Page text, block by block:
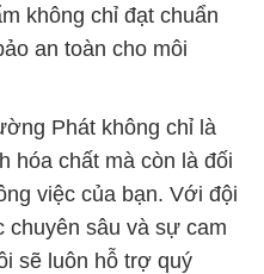
không chỉ đạt chuẩn
an toàn cho môi
Phát không chỉ là
hóa chất mà còn là đối
việc của bạn. Với đội
chuyên sâu và sự cam
sẽ luôn hỗ trợ quý